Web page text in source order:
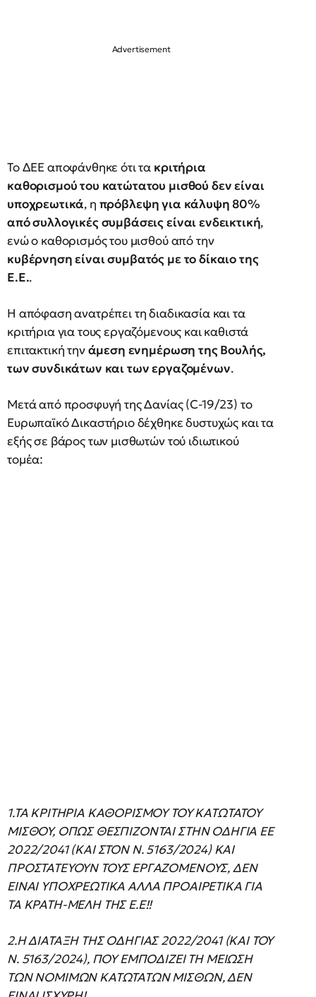
Το ΔΕΕ αποφάνθηκε ότι τα κριτήρια
καθορισμού του κατώτατου μισθού δεν είναι
υποχρεωτικά, η πρόβλεψη για κάλυψη 80%
από συλλογικές συμβάσεις είναι ενδεικτική,
ενώ ο καθορισμός του μισθού από την
κυβέρνηση είναι συμβατός με το δίκαιο της
Ε.Ε..
Η απόφαση ανατρέπει τη διαδικασία και τα
κριτήρια για τους εργαζόμενους και καθιστά
επιτακτική τηνάμεση ενημέρωση της Βουλής,
των συνδικάτων και των εργαζομένων.
Μετά από προσφυγή της Δανίας (C-19/23) το
Ευρωπαϊκό Δικαστήριο δέχθηκε δυστυχώς και τα
εξής σε βάρος των μισθωτών τού ιδιωτικού
τομέα:
1.TA KPITHPIA KAΘOPIΣMOY TOY KATΩTATOY
MIΣΘOY, OΠΩΣ ΘEΣΠIZONTAI ΣTHN OΔHΓIA ΕΕ
2022/2041 (KAI ΣTOΝ Ν. 5163/2024) KAI
ΠPOΣTATEYOYN TOYΣ EPΓAZOMENOYΣ, ΔEN
EINAI YΠOXPEΩTIKA AΛΛA ΠPOAIPETIKA ΓIA
TA KPATH-MEΛH THΣ E.E!!
2.H ΔIATAΞH THΣ OΔHΓIAΣ 2022/2041 (KAI TOY
N. 5163/2024), ΠOY EMΠOΔIZEI TH MEIΩΣH
TΩN NOMIMΩN KATΩTATΩN MIΣΘΩN, ΔEN